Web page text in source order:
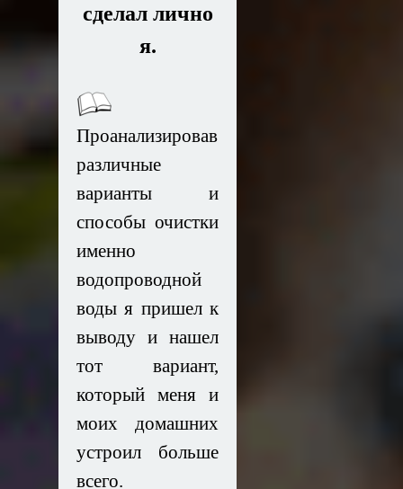
сделал лично
я.
Проанализировав
различные
варианты и
способы очистки
именно
водопроводной
воды я пришел к
выводу и нашел
тот вариант,
который меня и
моих домашних
устроил больше
всего.